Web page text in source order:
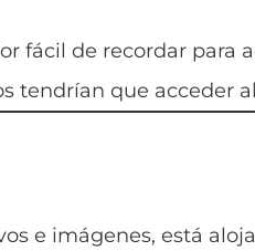
fácil de recordar para
tendrían que acceder
e imágenes, está